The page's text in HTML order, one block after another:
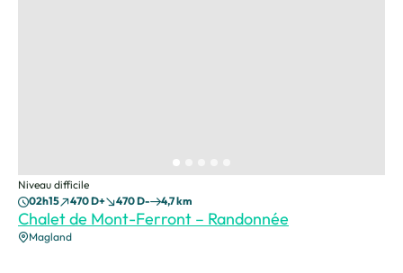
Chalet de Mont-Ferront – Randonnée
Niveau difficile
Magland
02h15 470 D+ 470 D- 4,7 km